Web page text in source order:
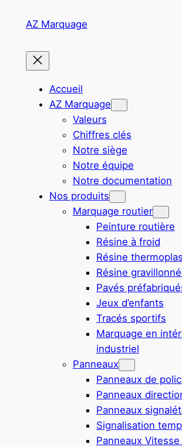
AZ Marquage
Accueil
AZ Marquage
Valeurs
Chiffres clés
Notre siège
Notre équipe
Notre documentation
Nos produits
Marquage routier
Peinture routière
Résine à froid
Résine
Résine
Pavés
Jeux d’enfants
Tracés sportifs
Marquage en
industriel
Panneaux
Panneaux de
Panneaux
Panneaux
Signalisation
Panneaux Vitesse